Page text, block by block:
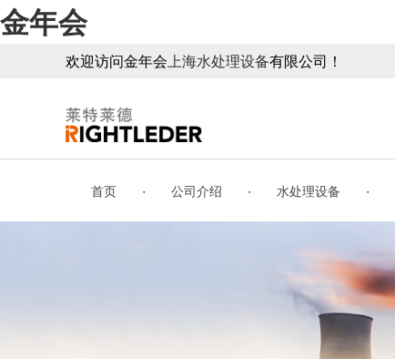
金年会
欢迎访问金年会上海水处理设备有限公司！
首页 · 公司介绍 · 水处理设备 ·